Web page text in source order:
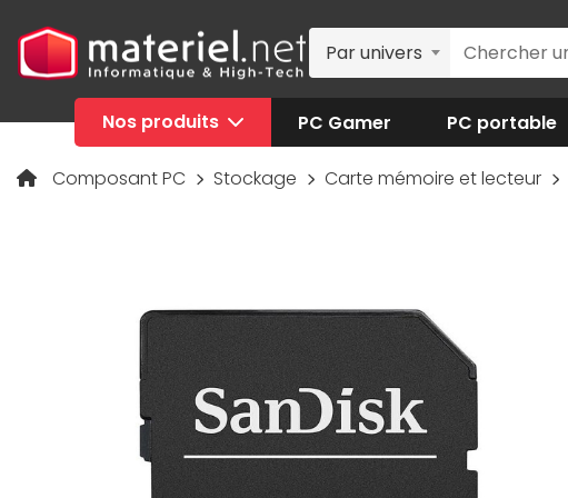
Par univers
Nos produits PC Gamer PC portable
Composant PC Stockage Carte mémoire et lecteur